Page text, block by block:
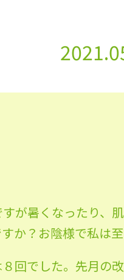
が暑くなったり、
か？お陰様で私は至
回でした。先月の